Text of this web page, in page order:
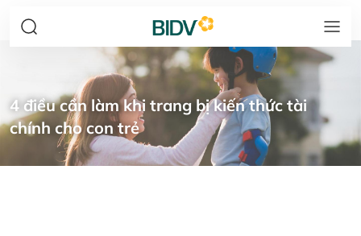
4 điều cần làm khi trang bị kiến thức tài
chính cho con trẻ